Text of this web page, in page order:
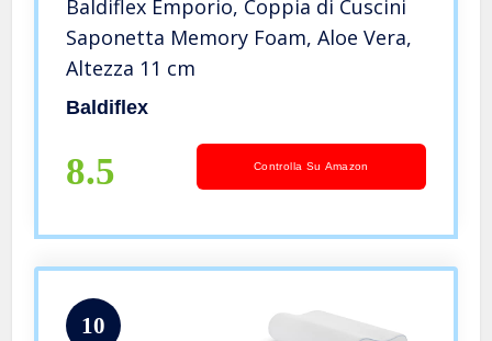
Baldiflex Emporio, Coppia di Cuscini
Saponetta Memory Foam, Aloe Vera,
Altezza 11 cm
Baldiflex
8.5 Controlla Su Amazon
10